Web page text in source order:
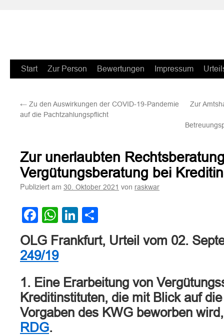
Zum
springen
Start Zur Person Bewertungen Impressum
← Zu den Auswirkungen der COVID-19-Pandemie
auf die Pachtzahlungspflicht
Zur
Zur unerlaubten
Vergütungsberatung bei
Publiziert am 30. Oktober 2021 von raskwar
Facebook
WhatsApp
LinkedIn
OLG Frankfurt, Urteil vom 02.
249/19
1. Eine Erarbeitung von
Kreditinstituten, die mit Blick auf
Vorgaben des KWG beworben
RDG.